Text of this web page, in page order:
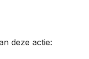
deze actie: